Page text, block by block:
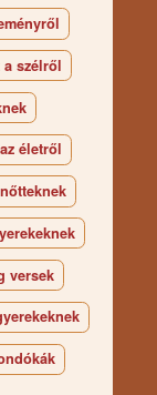
a szélről
életről
versek